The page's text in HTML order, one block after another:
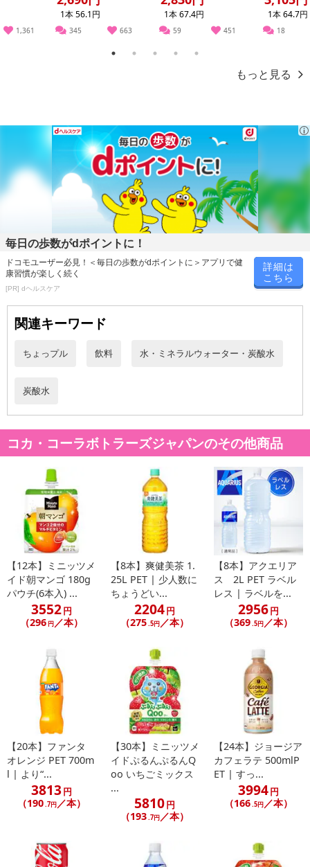
※こちらの商品については商品の発送完了後、
配送伝票番号がマイページに表示されない場合もございます。予
休業日
■その他共通および商品カテゴリー別注意事項（※必ずご確認くだ
さい）
こちらの情報は
1本 56.1円
1,361 345
1本 67.4円
663 59
1本 64.7円
451 18
1 2 3 4 5
もっと見る
毎日の歩数がdポイントに！
ドコモユーザー必見！＜毎日の歩数がdポイントに＞アプリで健
康習慣が楽しく続く
[PR] dヘルスケア
詳細は
こちら
関連キーワード
ちょっプル 飲料 水・ミネラルウォーター・炭酸水
炭酸水
コカ・コーラボトラーズジャパンのその他商品
【12本】ミニッツメ
イド朝マンゴ 180g
パウチ(6本入) ...
3552円
（296 円／本）
【8本】爽健美茶 1.
25L PET | 少人数に
ちょうどい...
2204円
（275.5円／本）
【8本】アクエリア
ス 2L PET ラベル
レス | ラベルを...
2956円
（369.5円／本）
【20本】ファンタ
オレンジ PET 700m
l | より“...
3813円
（190.7円／本）
【30本】ミニッツメ
イドぷるんぷるんQ
oo いちごミックス
...
5810円
（193.7円／本）
【24本】ジョージア
カフェラテ 500mlP
ET | すっ...
3994円
（166.5円／本）